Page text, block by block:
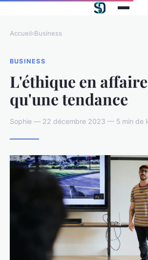
Accueil›Business
BUSINESS
L'éthique en
qu'une tendance
Sophie — 22 décembre 2023 — 5 min de